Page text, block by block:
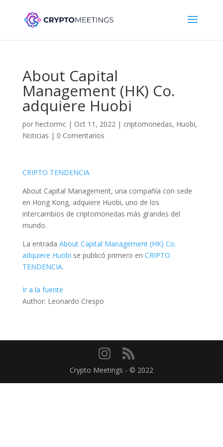
About Capital
Management (HK) Co.
adquiere Huobi
por hectormc| Oct 11, 2022| criptomonedas, Huobi,
Noticias | 0 Comentarios
CRIPTO TENDENCIA
About Capital Management, una compañía con sede
en Hong Kong, adquiere Huobi, uno de los
intercambios de criptomonedas más grandes del
mundo.
La entrada About Capital Management (HK) Co.
adquiere Huobi se publicó primero en CRIPTO
TENDENCIA.
Ir a la fuente
Author: Leonardo Crespo
Crypto Meetings - © 2022